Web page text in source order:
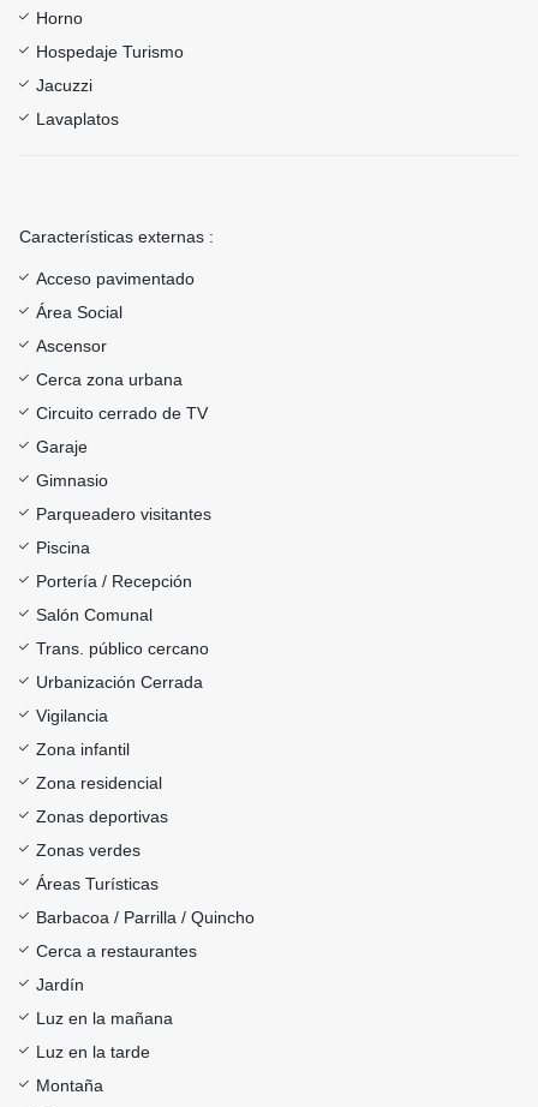
Horno
Hospedaje Turismo
Jacuzzi
Lavaplatos
Características externas :
Acceso pavimentado
Área Social
Ascensor
Cerca zona urbana
Circuito cerrado de TV
Garaje
Gimnasio
Parqueadero visitantes
Piscina
Portería / Recepción
Salón Comunal
Trans. público cercano
Urbanización Cerrada
Vigilancia
Zona infantil
Zona residencial
Zonas deportivas
Zonas verdes
Áreas Turísticas
Barbacoa / Parrilla / Quincho
Cerca a restaurantes
Jardín
Luz en la mañana
Luz en la tarde
Montaña